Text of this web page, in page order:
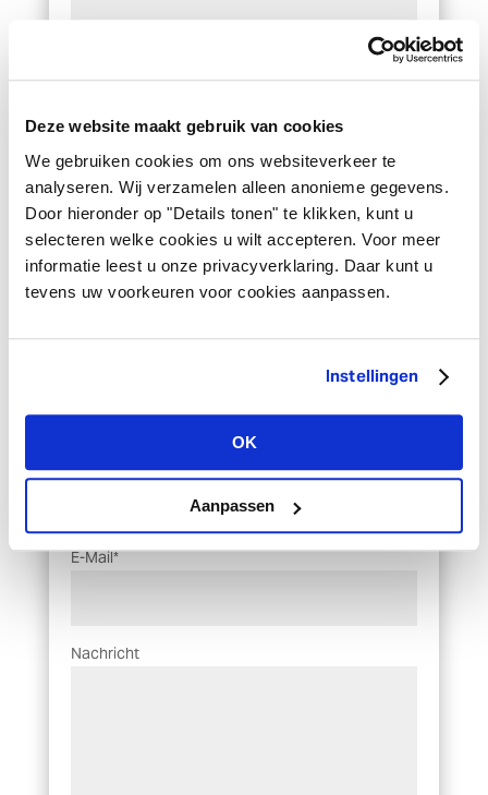
Deze website maakt gebruik van cookies
We gebruiken cookies om ons websiteverkeer te
analyseren. Wij verzamelen alleen anonieme gegevens.
Door hieronder op "Details tonen" te klikken, kunt u
selecteren welke cookies u wilt accepteren. Voor meer
informatie leest u onze privacyverklaring. Daar kunt u
tevens uw voorkeuren voor cookies aanpassen.
Instellingen
OK
Aanpassen
Name*
Firmenname*
Firmen-Website
E-Mail*
Nachricht